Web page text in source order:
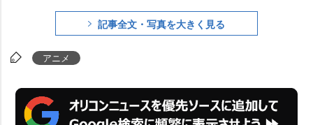
ビジュアル、場面カットが解禁さ
記事全文・写真を大きく見る
アニメ